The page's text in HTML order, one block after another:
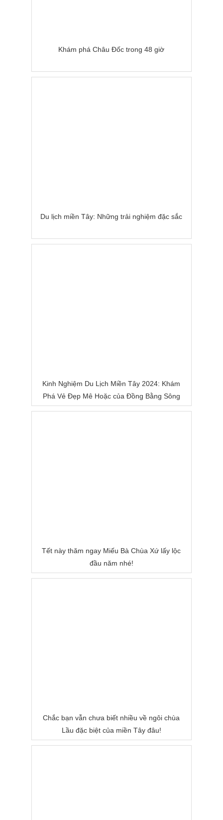
Khám phá Châu Đốc trong 48 giờ
Du lịch miền Tây: Những trải nghiệm đặc sắc
Kinh Nghiệm Du Lịch Miền Tây 2024: Khám
Phá Vẻ Đẹp Mê Hoặc của Đồng Bằng Sông
Nước
Tết này thăm ngay Miếu Bà Chùa Xứ lấy lộc
đầu năm nhé!
Chắc bạn vẫn chưa biết nhiều về ngôi chùa
Lầu đặc biệt của miền Tây đâu!